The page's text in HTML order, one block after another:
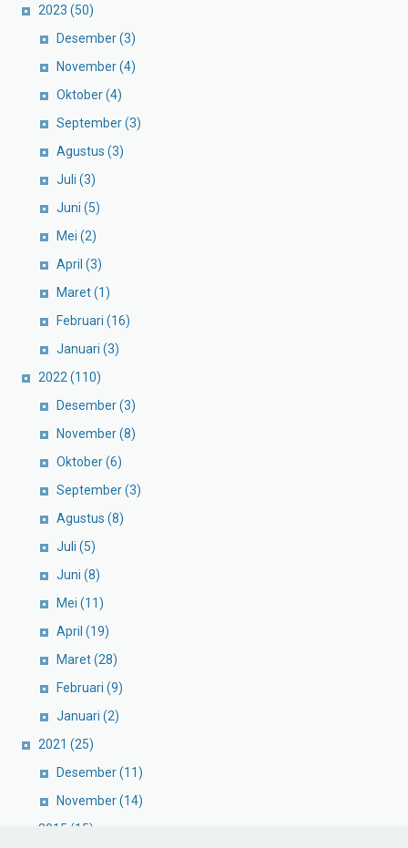
2023 (50)
Desember(3)
November(4)
Oktober(4)
September(3)
Agustus (3)
Juli (3)
Juni (5)
Mei (2)
April (3)
Maret(1)
Februari (16)
Januari (3)
2022(110)
Desember(3)
November(8)
Oktober(6)
September(3)
Agustus (8)
Juli (5)
Juni (8)
Mei (11)
April (19)
Maret(28)
Februari (9)
Januari (2)
2021 (25)
Desember(11)
November(14)
2015 (15)